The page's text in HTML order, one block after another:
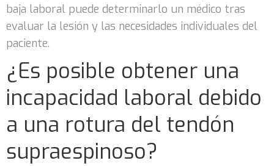
baja laboral puede determinarlo un médico tras
evaluar la lesión y las necesidades individuales del
paciente.
¿Es posible obtener una
incapacidad laboral debido
a una rotura del tendón
supraespinoso?